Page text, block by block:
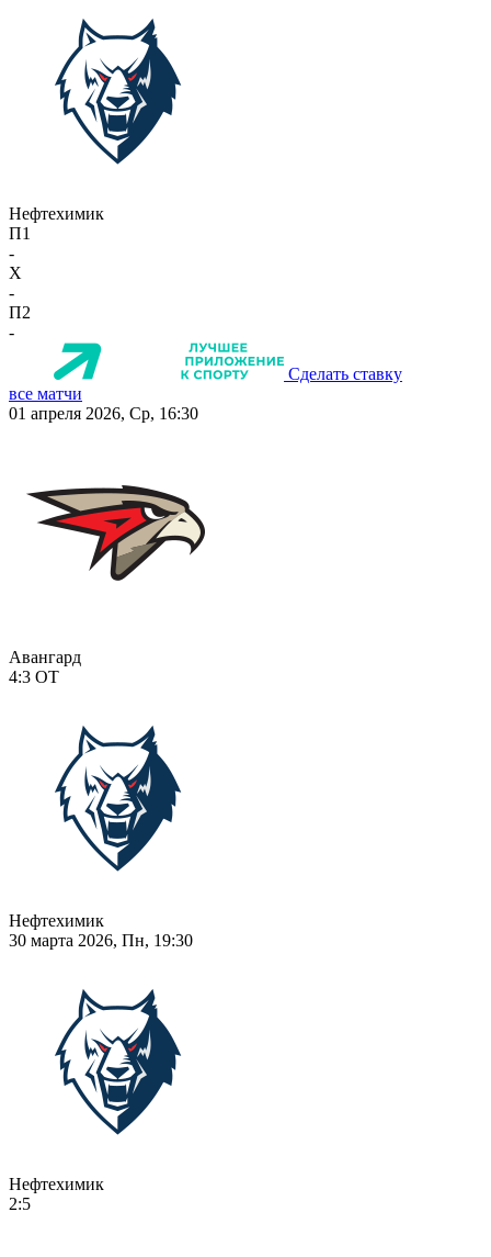
Нефтехимик
П1
-
X
-
П2
-
Сделать ставку
все матчи
01 апреля 2026, Ср, 16:30
Авангард
4:3 ОТ
Нефтехимик
30 марта 2026, Пн, 19:30
Нефтехимик
2:5